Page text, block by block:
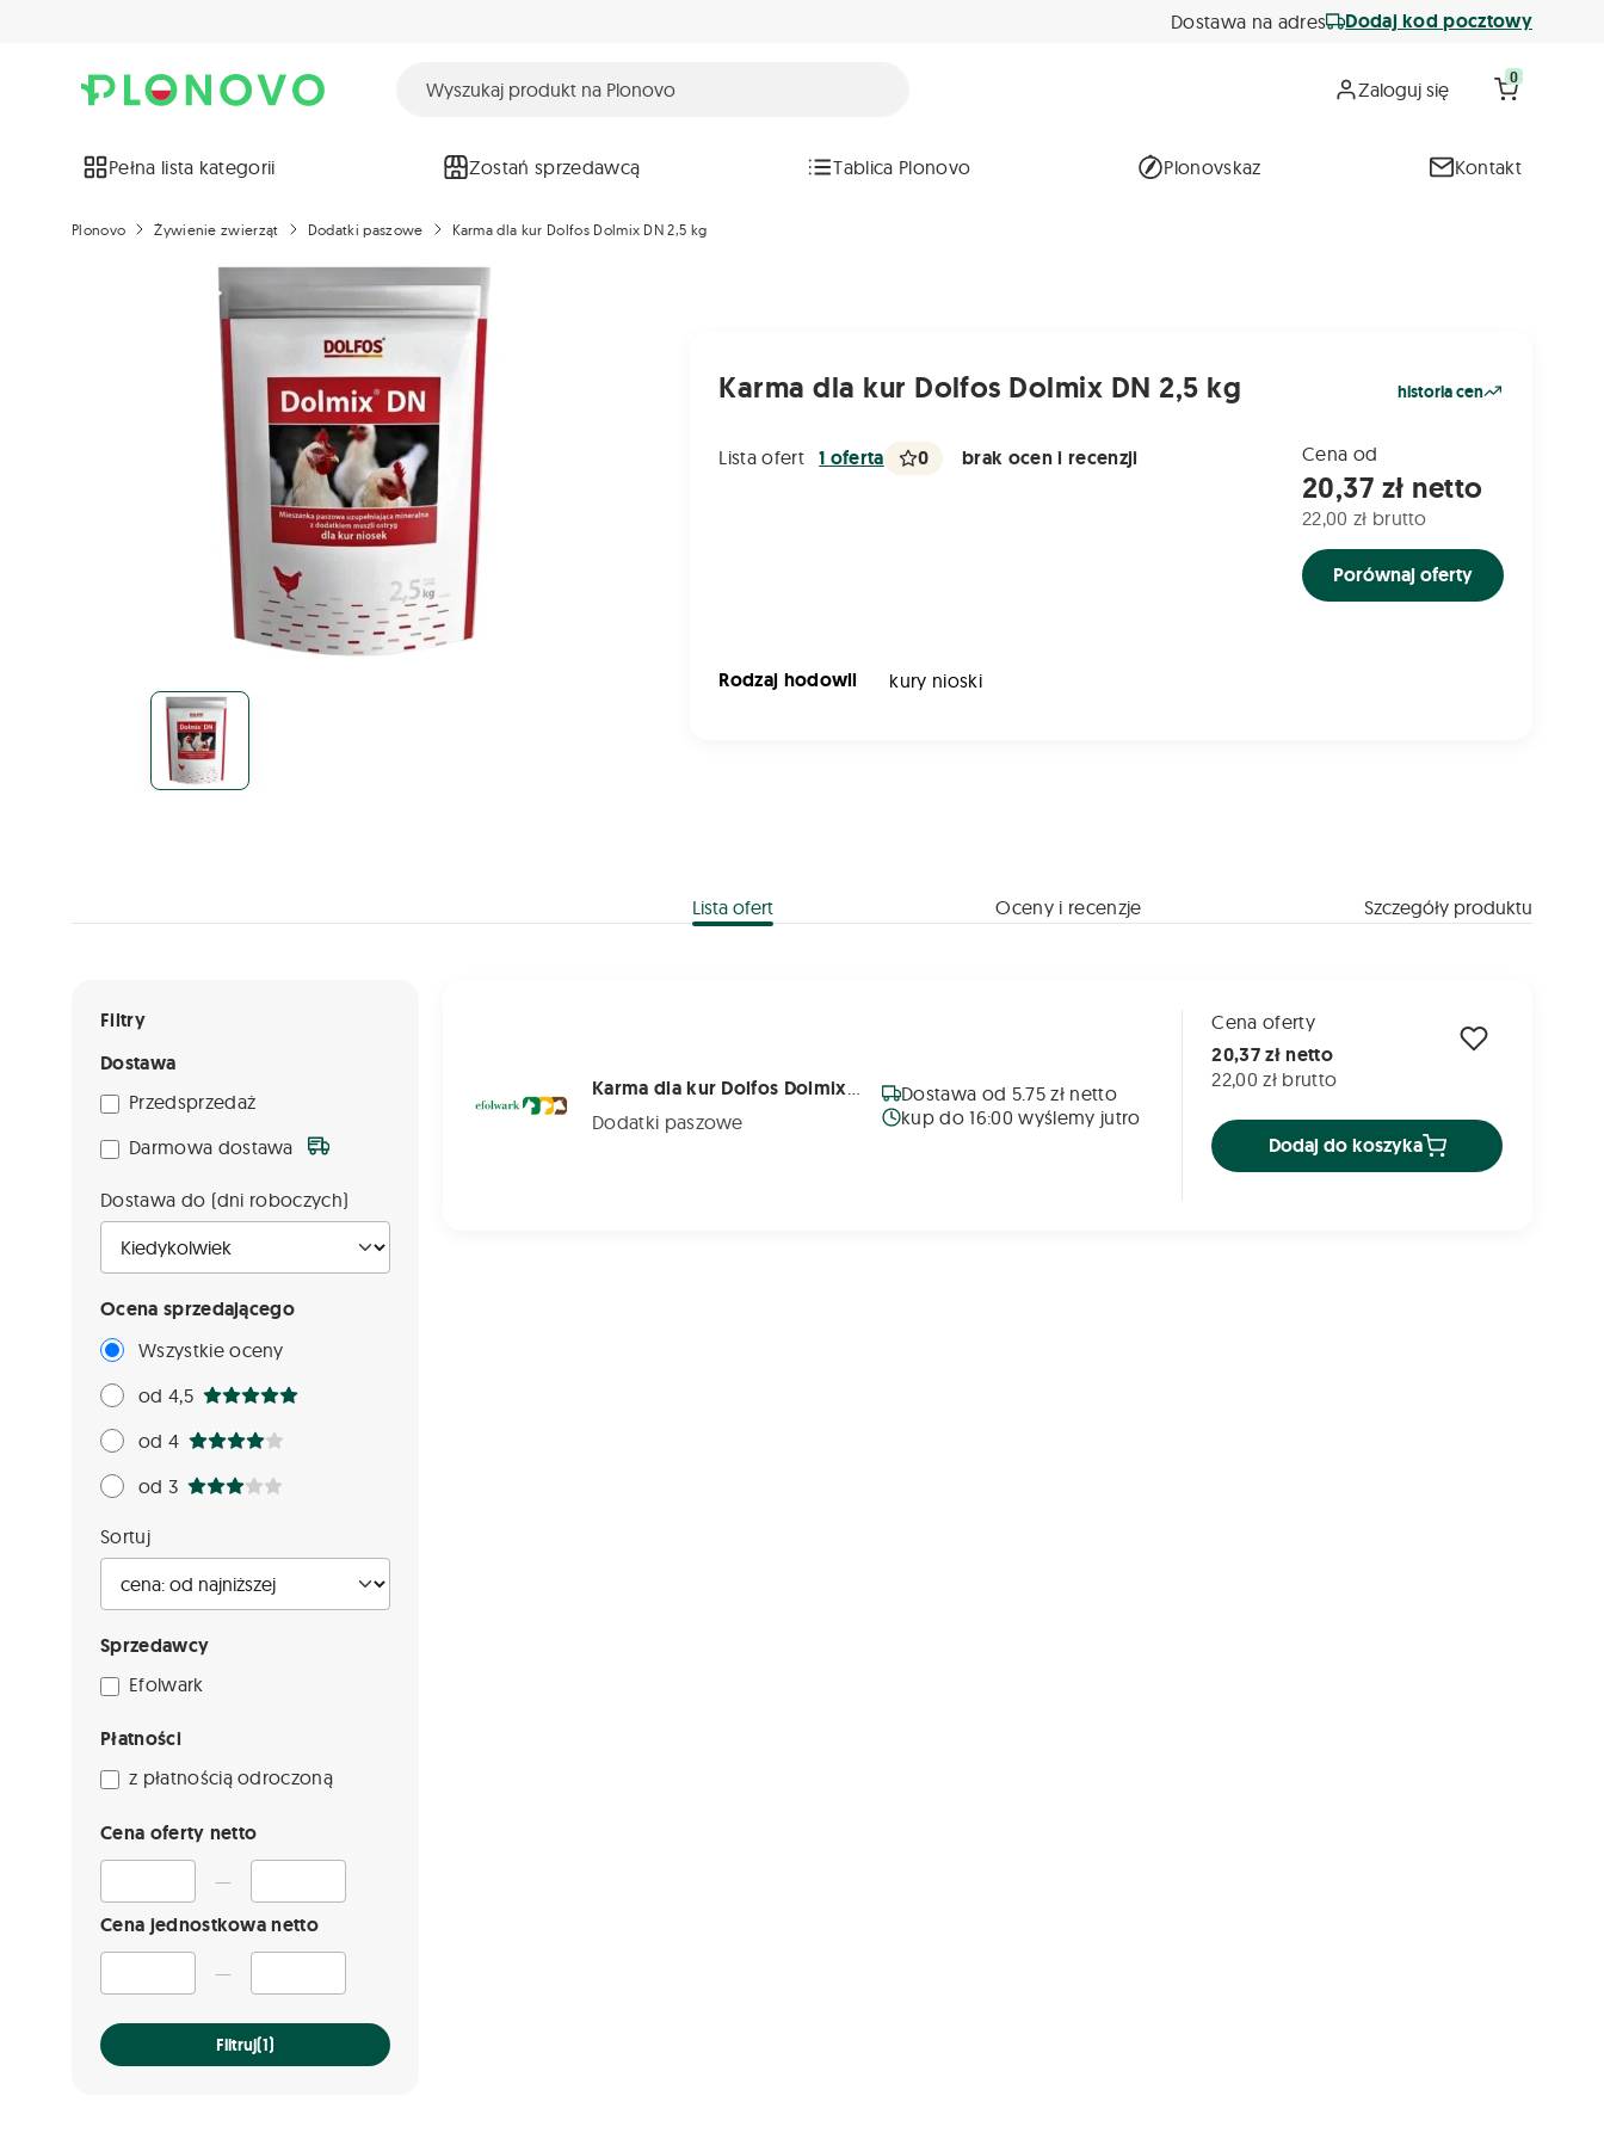
Dostawa na adres Dodaj kod pocztowy
Zaloguj się 0
Pełna lista kategorii Zostań sprzedawcą Tablica Plonovo Plonovskaz Kontakt
Plonovo Żywienie zwierząt Dodatki paszowe Karma dla kur Dolfos Dolmix DN 2,5 kg
Karma dla kur Dolfos Dolmix DN 2,5 kg historia cen
Lista ofert 1 oferta 0 brak ocen i recenzji Cena od
20,37 zł netto
22,00 zł brutto
Porównaj oferty
Rodzaj hodowli kury nioski
Lista ofert Oceny i recenzje Szczegóły produktu
Filtry
Dostawa
Przedsprzedaż
Darmowa dostawa
Dostawa do (dni roboczych)
Ocena sprzedającego
Wszystkie oceny
od 4,5
od 4
od 3
Sortuj
Sprzedawcy
Efolwark
Płatności
z płatnością odroczoną
Cena oferty netto
—
Cena jednostkowa netto
—
Filtruj(1)
Karma dla kur Dolfos Dolmix DN 2,5 kg
Dodatki paszowe
Dostawa od 5.75 zł netto
kup do 16:00 wyślemy jutro
Cena oferty
20,37 zł netto
22,00 zł brutto
Dodaj do koszyka